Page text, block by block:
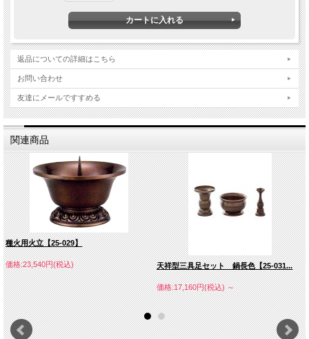
返品についての詳細はこちら
お問い合わせ
友達にメールですすめる
関連商品
種火用火立【25-029】
価格:23,540円(税込) 天祥型三具足セット 鍋長色【25-031...
価格:17,160円(税込)～